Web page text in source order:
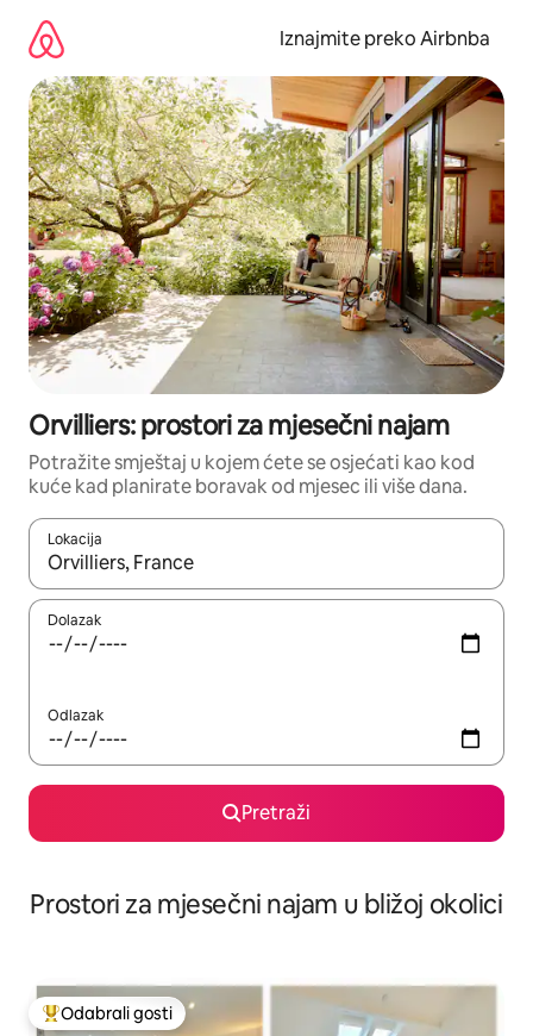
sadržaj
Iznajmite preko Airbnba
Orvilliers: prostori za mjesečni najam
Potražite smještaj u kojem ćete se osjećati kao kod
kuće kad planirate boravak od mjesec ili više dana.
Lokacija
Kada budu dostupni rezultati, moći ćete ih pregledati
Dolazak
Odlazak
Pretraži
Prostori za mjesečni najam u bližoj okolici
Među najviše rangiranima s oznakom „Odabrali gosti”
Odabrali gosti